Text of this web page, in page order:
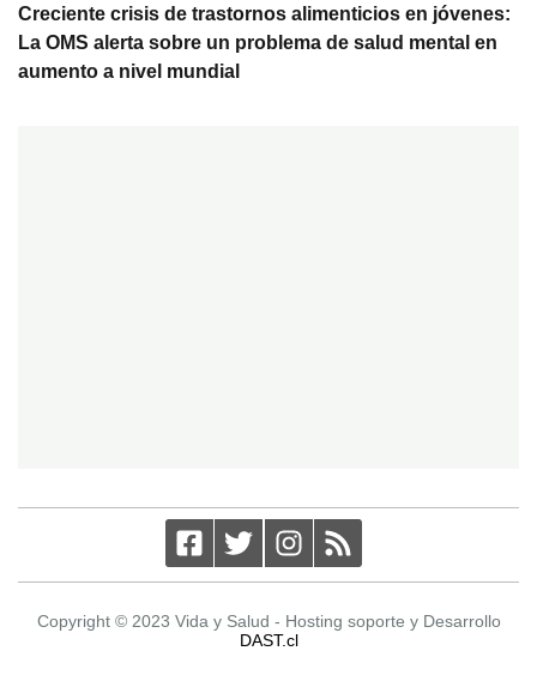
Creciente crisis de trastornos alimenticios en jóvenes:
La OMS alerta sobre un problema de salud mental en
aumento a nivel mundial
Copyright © 2023 Vida y Salud - Hosting soporte y Desarrollo
DAST.cl